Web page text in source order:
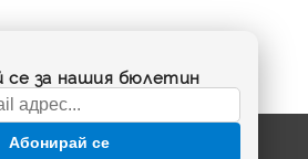
се за нашия бюлетин
Абонирай се